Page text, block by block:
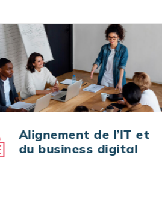
Alignement de l’IT et
du business digital